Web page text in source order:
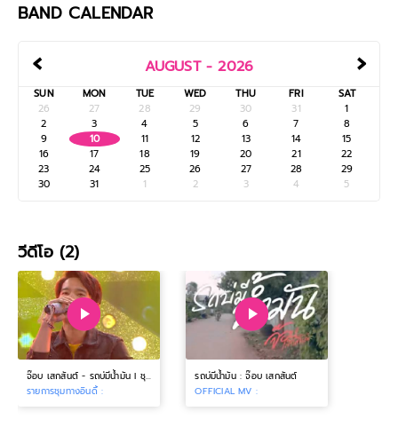
BAND CALENDAR
‹ ›
AUGUST - 2026
SUN MON TUE WED THU FRI
SAT
26
27 28 29 30 31
1
2
3 4 5 6 7
8
9
10 11 12 13 14
15
16
17 18 19 20 21
22
23
24 25 26 27 28
29
30
31 1 2 3 4 5
วีดีโอ (2)
จ๊อบ เสกสันต์ - รถบ่มีน้ำมัน l ชุมทางอินดี้
รายการชุมทางอินดี้ :
รถบ่มีน้ำมัน : จ๊อบ เสกสันต์
OFFICIAL MV :